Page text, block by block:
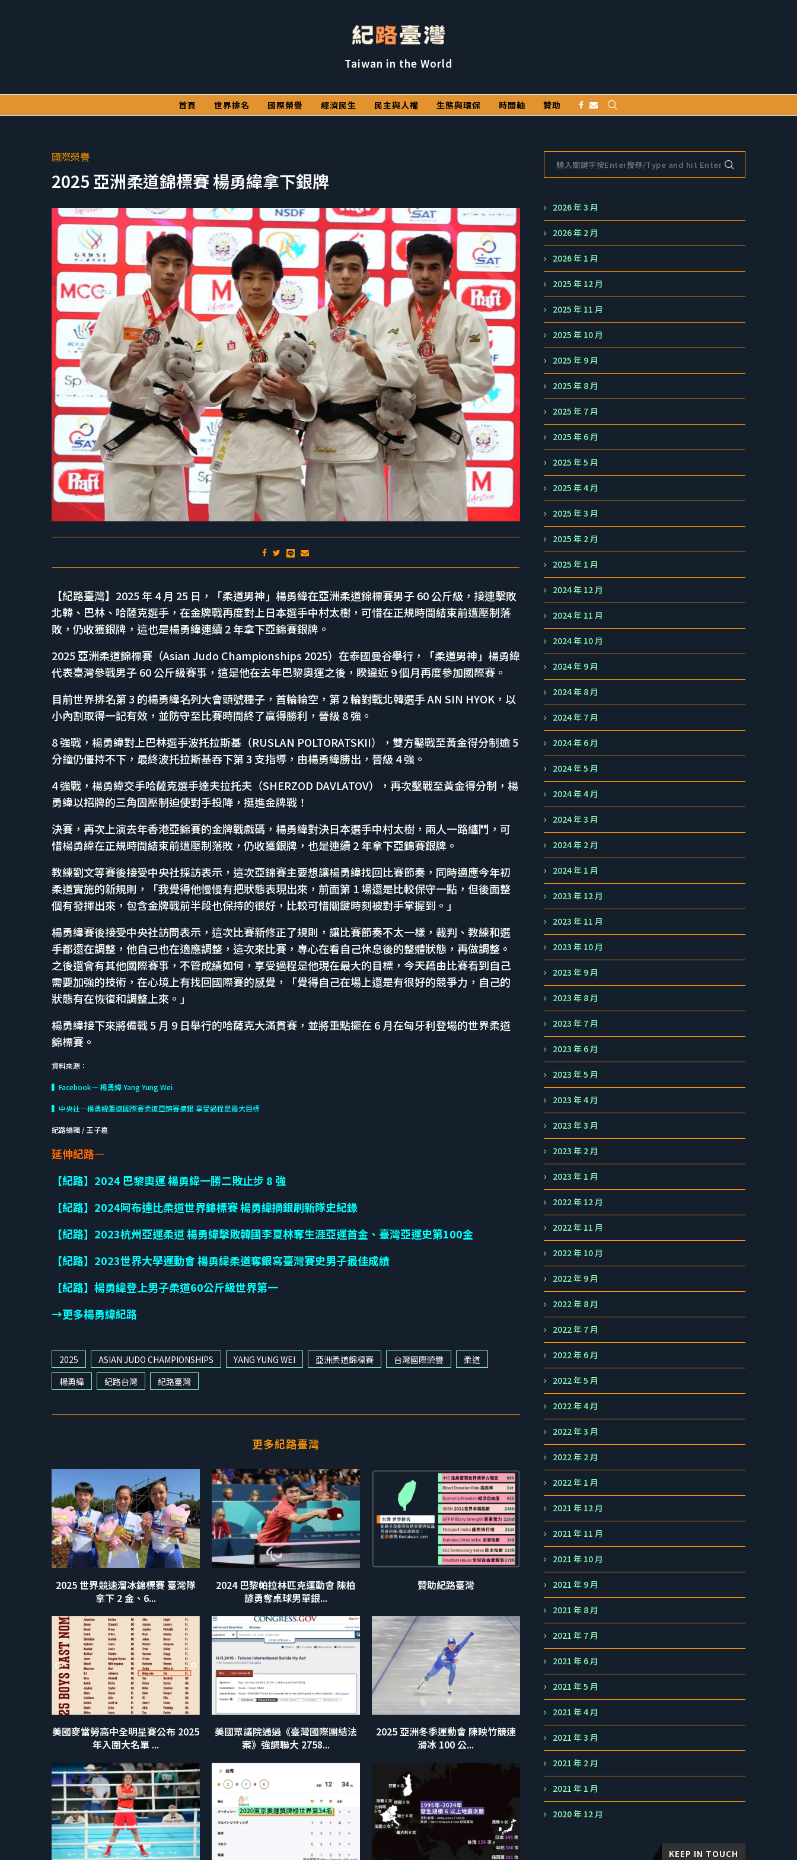
Taiwan in the World
首頁 世界排名 國際榮譽 經濟民生 民主與人權 生態與環保 時間軸 贊助
國際榮譽
2025 亞洲柔道錦標賽 楊勇緯拿下銀牌
【紀路臺灣】2025 年 4 月 25 日，「柔道男神」楊勇緯在亞洲柔道錦標賽男子 60 公斤級，接連擊敗
北韓、巴林、哈薩克選手，在金牌戰再度對上日本選手中村太樹，可惜在正規時間結束前遭壓制落
敗，仍收獲銀牌，這也是楊勇緯連續 2 年拿下亞錦賽銀牌。
2025 亞洲柔道錦標賽（Asian Judo Championships 2025）在泰國曼谷舉行，「柔道男神」楊勇緯
代表臺灣參戰男子 60 公斤級賽事，這是他在去年巴黎奧運之後，睽違近 9 個月再度參加國際賽。
目前世界排名第 3 的楊勇緯名列大會頭號種子，首輪輪空，第 2 輪對戰北韓選手 AN SIN HYOK，以
小內割取得一記有效，並防守至比賽時間終了贏得勝利，晉級 8 強。
8 強戰，楊勇緯對上巴林選手波托拉斯基（RUSLAN POLTORATSKII），雙方鑿戰至黃金得分制逾 5
分鐘仍僵持不下，最終波托拉斯基吞下第 3 支指導，由楊勇緯勝出，晉級 4 強。
4 強戰，楊勇緯交手哈薩克選手達夫拉托夫（SHERZOD DAVLATOV），再次鑿戰至黃金得分制，楊
勇緯以招牌的三角固壓制迫使對手投降，挺進金牌戰！
決賽，再次上演去年香港亞錦賽的金牌戰戲碼，楊勇緯對決日本選手中村太樹，兩人一路纏鬥，可
惜楊勇緯在正規時間結束前遭壓制落敗，仍收獲銀牌，也是連續 2 年拿下亞錦賽銀牌。
教練劉文等賽後接受中央社採訪表示，這次亞錦賽主要想讓楊勇緯找回比賽節奏，同時適應今年初
柔道實施的新規則，「我覺得他慢慢有把狀態表現出來，前面第 1 場還是比較保守一點，但後面整
個有發揮出來，包含金牌戰前半段也保持的很好，比較可惜關鍵時刻被對手掌握到。」
楊勇緯賽後接受中央社訪問表示，這次比賽新修正了規則，讓比賽節奏不太一樣，裁判、教練和選
手都還在調整，他自己也在適應調整，這次來比賽，專心在看自己休息後的整體狀態，再做調整。
之後還會有其他國際賽事，不管成績如何，享受過程是他現在最大的目標，今天藉由比賽看到自己
需要加強的技術，在心境上有找回國際賽的感覺，「覺得自己在場上還是有很好的競爭力，自己的
狀態有在恢復和調整上來。」
楊勇緯接下來將備戰 5 月 9 日舉行的哈薩克大滿貫賽，並將重點擺在 6 月在匈牙利登場的世界柔道
錦標賽。
資料來源：
▍Facebook— 楊勇緯 Yang Yung Wei
▍中央社—楊勇緯重返國際賽柔道亞錦賽摘銀 享受過程是最大目標
紀路編輯 / 王子嘉
延伸紀路—
【紀路】2024 巴黎奧運 楊勇緯一勝二敗止步 8 強
【紀路】2024阿布達比柔道世界錦標賽 楊勇緯摘銀刷新隊史紀錄
【紀路】2023杭州亞運柔道 楊勇緯擊敗韓國李夏林奪生涯亞運首金、臺灣亞運史第100金
【紀路】2023世界大學運動會 楊勇緯柔道奪銀寫臺灣賽史男子最佳成績
【紀路】楊勇緯登上男子柔道60公斤級世界第一
→更多楊勇緯紀路
2025 ASIAN JUDO CHAMPIONSHIPS YANG YUNG WEI 亞洲柔道錦標賽 台灣國際榮譽
柔道
楊勇緯
紀路台灣 紀路臺灣
更多紀路臺灣
2025 世界競速溜冰錦標賽 臺灣隊
拿下 2 金、6...
2024 巴黎帕拉林匹克運動會 陳柏
諺勇奪桌球男單銀...
贊助紀路臺灣
美國麥當勞高中全明星賽公布 2025
年入圍大名單 ...
美國眾議院通過《臺灣國際團結法
案》強調聯大 2758...
2025 亞洲冬季運動會 陳映竹競速
滑冰 100 公...
2026 年 3 月
2026 年 2 月
2026 年 1 月
2025 年 12 月
2025 年 11 月
2025 年 10 月
2025 年 9 月
2025 年 8 月
2025 年 7 月
2025 年 6 月
2025 年 5 月
2025 年 4 月
2025 年 3 月
2025 年 2 月
2025 年 1 月
2024 年 12 月
2024 年 11 月
2024 年 10 月
2024 年 9 月
2024 年 8 月
2024 年 7 月
2024 年 6 月
2024 年 5 月
2024 年 4 月
2024 年 3 月
2024 年 2 月
2024 年 1 月
2023 年 12 月
2023 年 11 月
2023 年 10 月
2023 年 9 月
2023 年 8 月
2023 年 7 月
2023 年 6 月
2023 年 5 月
2023 年 4 月
2023 年 3 月
2023 年 2 月
2023 年 1 月
2022 年 12 月
2022 年 11 月
2022 年 10 月
2022 年 9 月
2022 年 8 月
2022 年 7 月
2022 年 6 月
2022 年 5 月
2022 年 4 月
2022 年 3 月
2022 年 2 月
2022 年 1 月
2021 年 12 月
2021 年 11 月
2021 年 10 月
2021 年 9 月
2021 年 8 月
2021 年 7 月
2021 年 6 月
2021 年 5 月
2021 年 4 月
2021 年 3 月
2021 年 2 月
2021 年 1 月
2020 年 12 月
KEEP IN TOUCH